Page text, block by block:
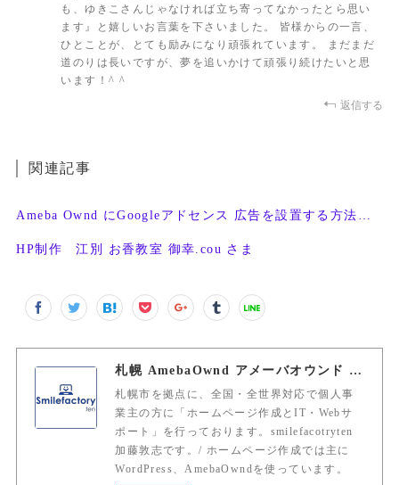
も、ゆきこさんじゃなければ立ち寄ってなかったとら思い
ます』と嬉しいお言葉を下さいました。 皆様からの一言、
ひとことが、とても励みになり頑張れています。 まだまだ
道のりは長いですが、夢を追いかけて頑張り続けたいと思
います！^ ^
返信する
関連記事
HP制作 江別 お香教室 御幸.cou さま
札幌 AmebaOwnd アメーバオウンド 加藤敦志
札幌市を拠点に、全国・全世界対応で個人事
業主の方に「ホームページ作成とIT・Webサ
ポート」を行っております。smilefacotryten
加藤敦志です。/ ホームページ作成では主に
WordPress、AmebaOwndを使っています。